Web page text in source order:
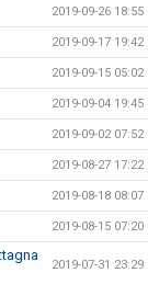
2019-09-26 18:55
2019-09-17 19:42
2019-09-15 05:02
2019-09-04 19:45
2019-09-02 07:52
2019-08-27 17:22
2019-08-18 08:07
2019-08-15 07:20
2019-07-31 23:29